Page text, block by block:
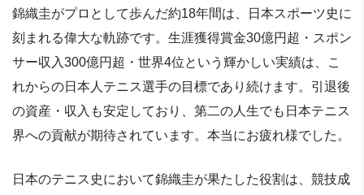
錦織圭がプロとして歩んだ約18年間は、日本スポーツ史に
刻まれる偉大な軌跡です。生涯獲得賞金30億円超・スポン
サー収入300億円超・世界4位という輝かしい実績は、こ
れからの日本人テニス選手の目標であり続けます。引退後
の資産・収入も安定しており、第二の人生でも日本テニス
界への貢献が期待されています。本当にお疲れ様でした。
日本のテニス史において錦織圭が果たした役割は、競技成